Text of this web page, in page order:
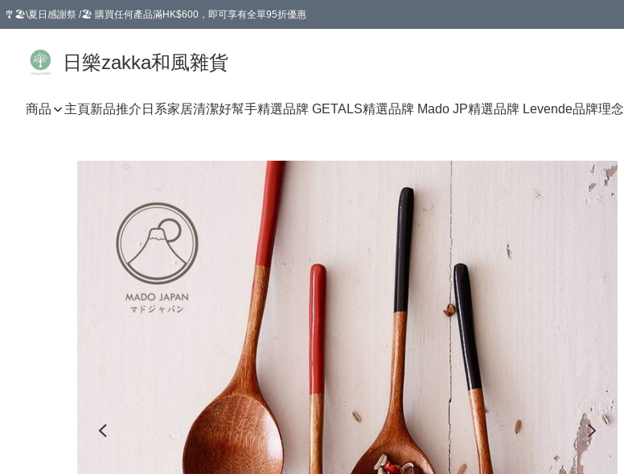
🎐🏖️\夏日感謝祭 /🏖️ 購買任何產品滿HK$600，即可享有全單95折優惠
日樂zakka和風雜貨
商品 主頁新品推介 日系家居清潔好幫手精選品牌 GETALS精選品牌 Mado JP精選品牌 Levende品牌理念